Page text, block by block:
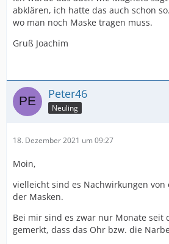
abklären, ich hatte das auch schon
wo man noch Maske tragen muss.
Gruß Joachim
Peter46
Neuling
18. Dezember 2021 um 09:27
Moin,
vielleicht sind es Nachwirkungen
der Masken.
Bei mir sind es zwar nur Monate seit
gemerkt, dass das Ohr bzw. die